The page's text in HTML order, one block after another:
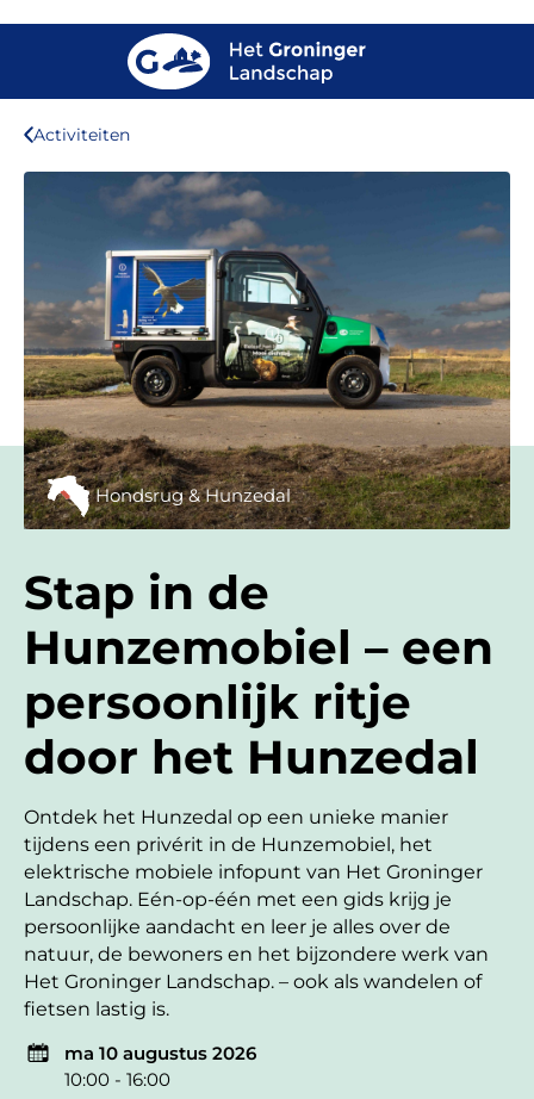
Activiteiten
Hondsrug & Hunzedal
Stap in de
Hunzemobiel – een
persoonlijk ritje
door het Hunzedal
Ontdek het Hunzedal op een unieke manier
tijdens een privérit in de Hunzemobiel, het
elektrische mobiele infopunt van Het Groninger
Landschap. Eén-op-één met een gids krijg je
persoonlijke aandacht en leer je alles over de
natuur, de bewoners en het bijzondere werk van
Het Groninger Landschap. – ook als wandelen of
fietsen lastig is.
ma 10 augustus 2026
10:00 - 16:00